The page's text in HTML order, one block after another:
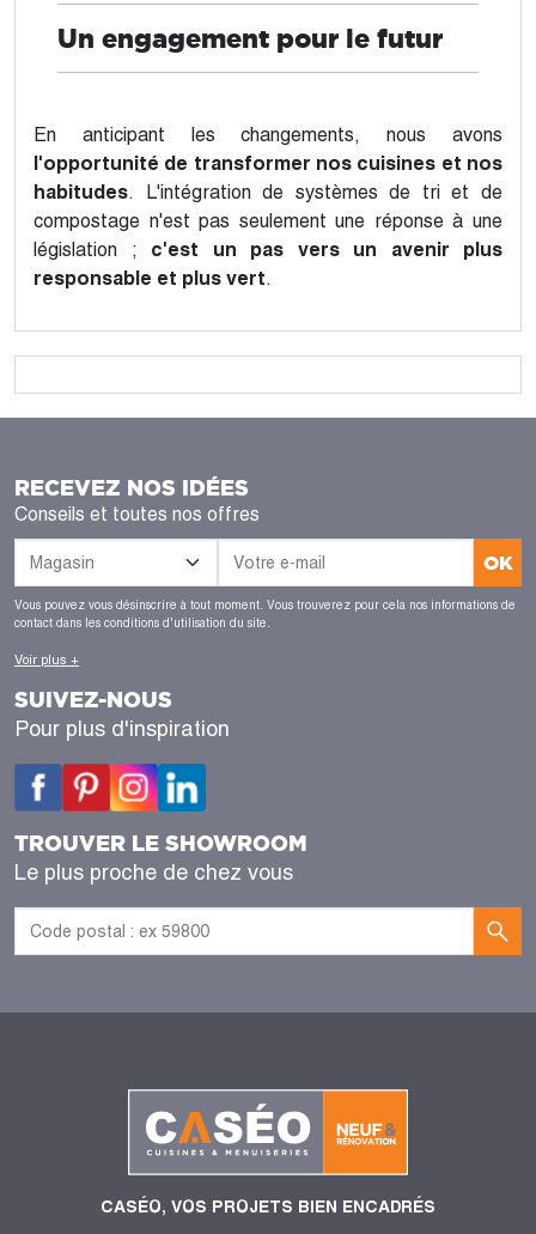
Un engagement pour le futur
En anticipant les changements, nous avons
l'opportunité de transformer nos cuisines et nos
habitudes. L'intégration de systèmes de tri et de
compostage n'est pas seulement une réponse à une
législation ; c'est un pas vers un avenir plus
responsable et plus vert.
RECEVEZ NOS IDÉES
Conseils et toutes nos offres
OK
Vous pouvez vous désinscrire à tout moment. Vous trouverez pour cela nos informations de
contact dans les conditions d'utilisation du site.
Voir plus +
SUIVEZ-NOUS
Pour plus d'inspiration
TROUVER LE SHOWROOM
Le plus proche de chez vous
CASÉO, VOS PROJETS BIEN ENCADRÉS